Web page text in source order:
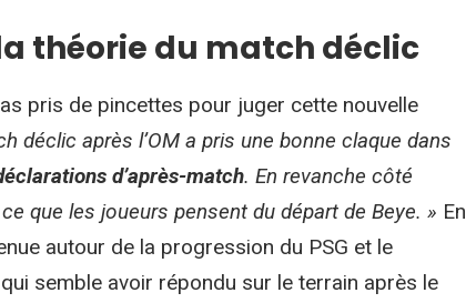
théorie du match déclic
pris de pincettes pour juger cette nouvelle
déclic après l’OM a pris une bonne claque dans
d’après-match. En revanche côté
que les joueurs pensent du départ de Beye. » En
autour de la progression du PSG et le
semble avoir répondu sur le terrain après le